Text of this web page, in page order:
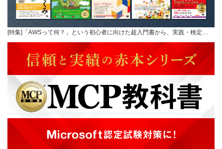
[特集]「AWSって何？」という初心者に向けた超入門書から、実践・検定…